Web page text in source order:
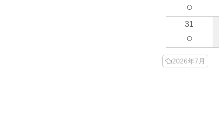
○
31
○
2026年7月